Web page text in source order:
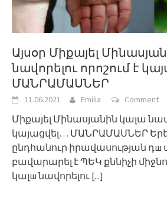
Այսօր Միքայել
նավորելու որոշում է
ՄԱՆՐԱՄԱՍՆԵՐ
11.06.2021 Emilia Comment
Միքայել Մինասյանին կալա
կայացվել… ՄԱՆՐԱՄԱՍՆԵՐ
ընդհանուր իրավասության
բավարարել է ՊԵԿ քննիչի
կալш նավորելու[...]